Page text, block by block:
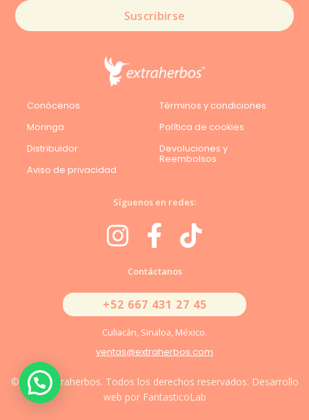
Suscribirse
Conócenos
Moringa
Distribuidor
Aviso de privacidad
Términos y condiciones
Política de cookies
Devoluciones y
Reembolsos
Síguenos en redes:
Contáctanos
+52 667 431 27 45
Culiacán, Sinaloa, México.
ventas@extraherbos.com
© 2026 Extraherbos. Todos los derechos reservados. Desarrollo
web por FantasticoLab